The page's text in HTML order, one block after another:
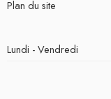
Plan du site
Lundi - Vendredi